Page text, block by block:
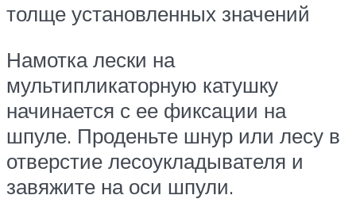
толще установленных значений
Намотка лески на
мультипликаторную катушку
начинается с ее фиксации на
шпуле. Проденьте шнур или лесу в
отверстие лесоукладывателя и
завяжите на оси шпули.